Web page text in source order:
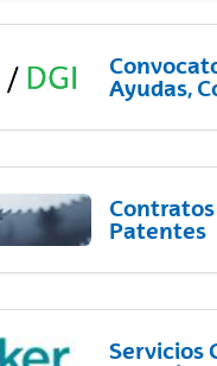
Ayudas,
Patentes
Servicios